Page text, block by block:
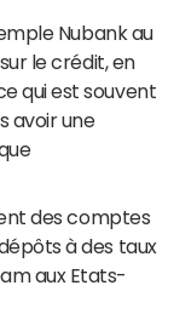
Nubank au
le crédit, en
qui est souvent
avoir une
des comptes
à des taux
aux Etats-